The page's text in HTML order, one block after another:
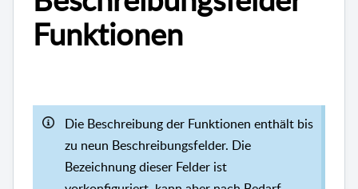
Funktionen
Die Beschreibung der Funktionen enthält bis
zu neun Beschreibungsfelder. Die
Bezeichnung dieser Felder ist